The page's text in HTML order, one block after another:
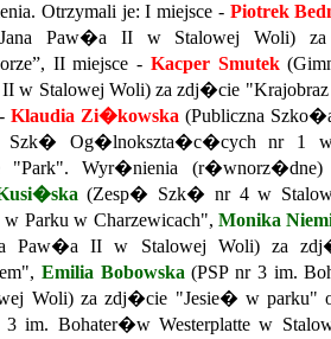
Otrzymali je: I miejsce - Piotrek
Paw�a II w Stalowej Woli)
II miejsce - Kacper Smutek
w Stalowej Woli) za zdj�cie
Klaudia Zi�kowska (Publiczna
Szk� Og�lnokszta�c�cych nr 1
"Park". Wyr�nienia (r�wnorz�dne)
(Zesp� Szk� nr 4 w
Parku w Charzewicach", Monika
Paw�a II w Stalowej Woli) za
Emilia Bobowska (PSP nr 3 im.
Woli) za zdj�cie "Jesie� w parku"
3 im. Bohater�w Westerplatte w